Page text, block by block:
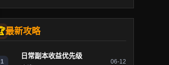
最新攻略
1
日常副本收益优先级
06-12